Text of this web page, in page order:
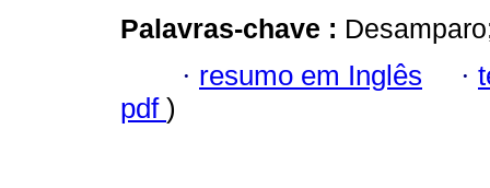
Palavras-chave :
· resumo em Inglês ·
pdf )